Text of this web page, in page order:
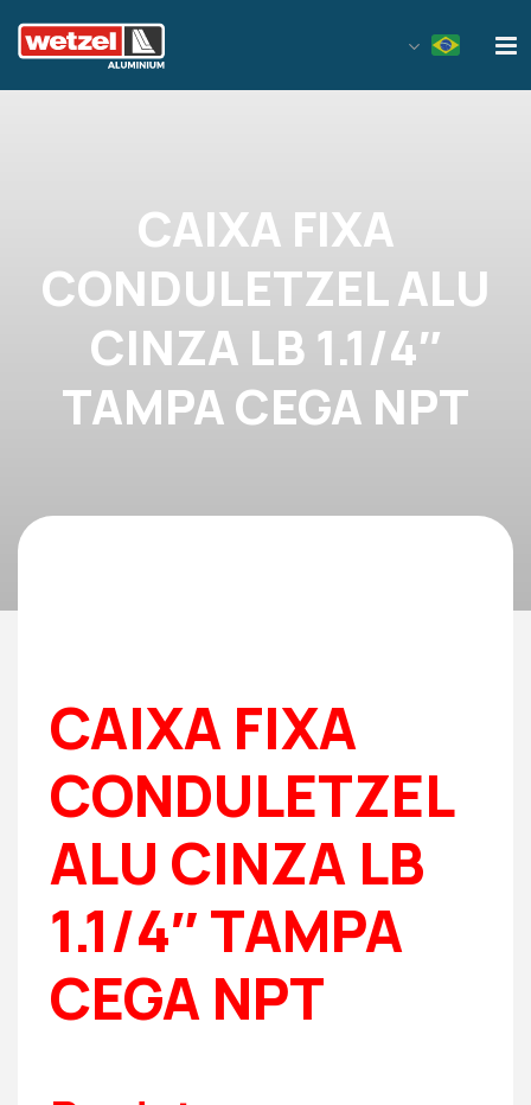
CAIXA FIXA
CONDULETZEL ALU
CINZA LB 1.1/4″
TAMPA CEGA NPT
CAIXA FIXA
CONDULETZEL
ALU CINZA LB
1.1/4″ TAMPA
CEGA NPT